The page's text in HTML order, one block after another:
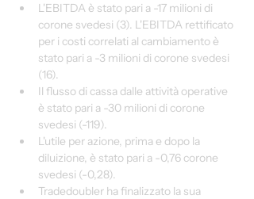
L'EBITDA è stato pari a -17 milioni di
corone svedesi (3). L'EBITDA rettificato
per i costi correlati al cambiamento è
stato pari a -3 milioni di corone svedesi
(16).
Il flusso di cassa dalle attività operative
è stato pari a -30 milioni di corone
svedesi (-119).
L'utile per azione, prima e dopo la
diluizione, è stato pari a -0,76 corone
svedesi (-0,28).
Tradedoubler ha finalizzato la sua